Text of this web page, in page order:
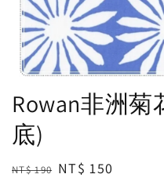
Rowan非洲
底)
Regular
NT$ 190 Sale
NT$ 150